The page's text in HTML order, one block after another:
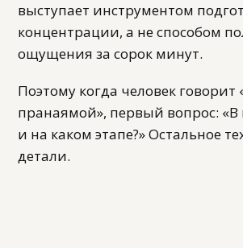
выступает инструментом
концентрации, а не способом
ощущения за сорок минут.
Поэтому когда человек
пранаямой», первый вопрос: «В
и на каком этапе?» Остальное
детали.